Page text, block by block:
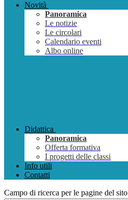
Novità
Panoramica
Le notizie
Le circolari
Calendario eventi
Albo online
Didattica
Panoramica
Offerta formativa
I progetti delle classi
Info utili
Contatti
Campo di ricerca per le pagine del sito